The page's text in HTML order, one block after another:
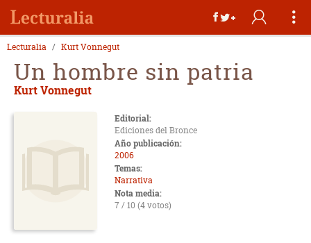
Lecturalia Kurt Vonnegut
Un hombre sin patria
Kurt Vonnegut
Editorial:
Ediciones del Bronce
Año publicación:
2006
Temas:
Narrativa
Nota media:
7 / 10 (4 votos)